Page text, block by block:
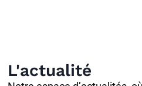
L'actualité